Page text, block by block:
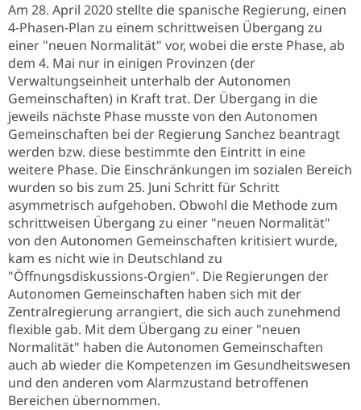
Am 28. April 2020 stellte die spanische Regierung, einen
4-Phasen-Plan zu einem schrittweisen Übergang zu
einer "neuen Normalität" vor, wobei die erste Phase, ab
dem 4. Mai nur in einigen Provinzen (der
Verwaltungseinheit unterhalb der Autonomen
Gemeinschaften) in Kraft trat. Der Übergang in die
jeweils nächste Phase musste von den Autonomen
Gemeinschaften bei der Regierung Sanchez beantragt
werden bzw. diese bestimmte den Eintritt in eine
weitere Phase. Die Einschränkungen im sozialen Bereich
wurden so bis zum 25. Juni Schritt für Schritt
asymmetrisch aufgehoben. Obwohl die Methode zum
schrittweisen Übergang zu einer "neuen Normalität"
von den Autonomen Gemeinschaften kritisiert wurde,
kam es nicht wie in Deutschland zu
"Öffnungsdiskussions-Orgien". Die Regierungen der
Autonomen Gemeinschaften haben sich mit der
Zentralregierung arrangiert, die sich auch zunehmend
flexible gab. Mit dem Übergang zu einer "neuen
Normalität" haben die Autonomen Gemeinschaften
auch ab wieder die Kompetenzen im Gesundheitswesen
und den anderen vom Alarmzustand betroffenen
Bereichen übernommen.